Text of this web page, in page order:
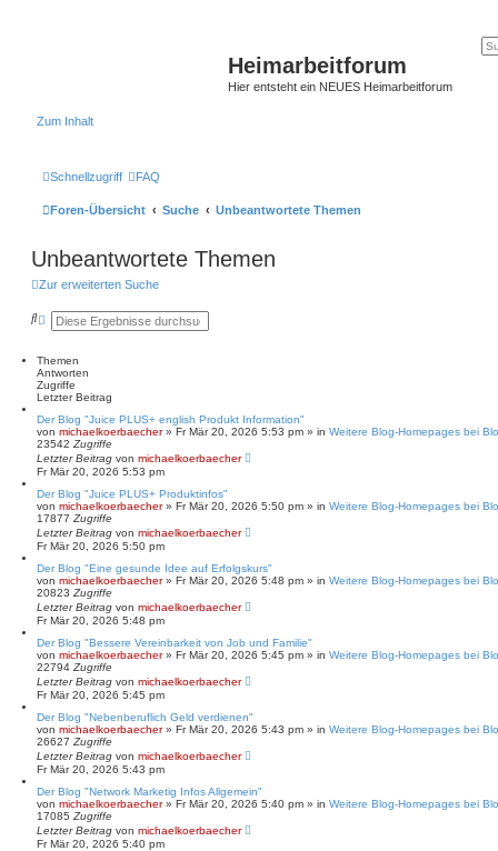
Heimarbeitforum
Hier entsteht ein NEUES Heimarbeitforum
Zum Inhalt
Schnellzugriff FAQ
Foren-Übersicht Suche Unbeantwortete Themen
Unbeantwortete Themen
Zur erweiterten Suche
S
h
e
E
e
i
t
e
t
e
S
u
c
h
e
Themen
Antworten
Zugriffe
Letzter Beitrag
Der Blog "Juice PLUS+ english Produkt Information"
von michaelkoerbaecher» Fr Mär 20, 2026 5:53 pm » in Weitere Blog-Homepages bei
23542 Zugriffe
Letzter Beitrag von michaelkoerbaecher
Fr Mär 20, 2026 5:53 pm
Der Blog "Juice PLUS+ Produktinfos"
von michaelkoerbaecher» Fr Mär 20, 2026 5:50 pm » in Weitere Blog-Homepages bei
17877 Zugriffe
Letzter Beitrag von michaelkoerbaecher
Fr Mär 20, 2026 5:50 pm
Der Blog "Eine gesunde Idee auf Erfolgskurs"
von michaelkoerbaecher» Fr Mär 20, 2026 5:48 pm » in Weitere Blog-Homepages bei
20823 Zugriffe
Letzter Beitrag von michaelkoerbaecher
Fr Mär 20, 2026 5:48 pm
Der Blog "Bessere Vereinbarkeit von Job und Familie"
von michaelkoerbaecher» Fr Mär 20, 2026 5:45 pm » in Weitere Blog-Homepages bei
22794 Zugriffe
Letzter Beitrag von michaelkoerbaecher
Fr Mär 20, 2026 5:45 pm
Der Blog "Nebenberuflich Geld verdienen"
von michaelkoerbaecher» Fr Mär 20, 2026 5:43 pm » in Weitere Blog-Homepages bei
26627 Zugriffe
Letzter Beitrag von michaelkoerbaecher
Fr Mär 20, 2026 5:43 pm
Der Blog "Network Marketig Infos Allgemein"
von michaelkoerbaecher» Fr Mär 20, 2026 5:40 pm » in Weitere Blog-Homepages bei
17085 Zugriffe
Letzter Beitrag von michaelkoerbaecher
Fr Mär 20, 2026 5:40 pm